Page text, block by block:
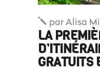
parAlisa
LA
GRATUITS